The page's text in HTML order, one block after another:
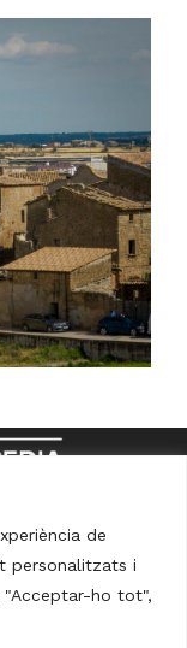
de
personalitzats i
ho tot",